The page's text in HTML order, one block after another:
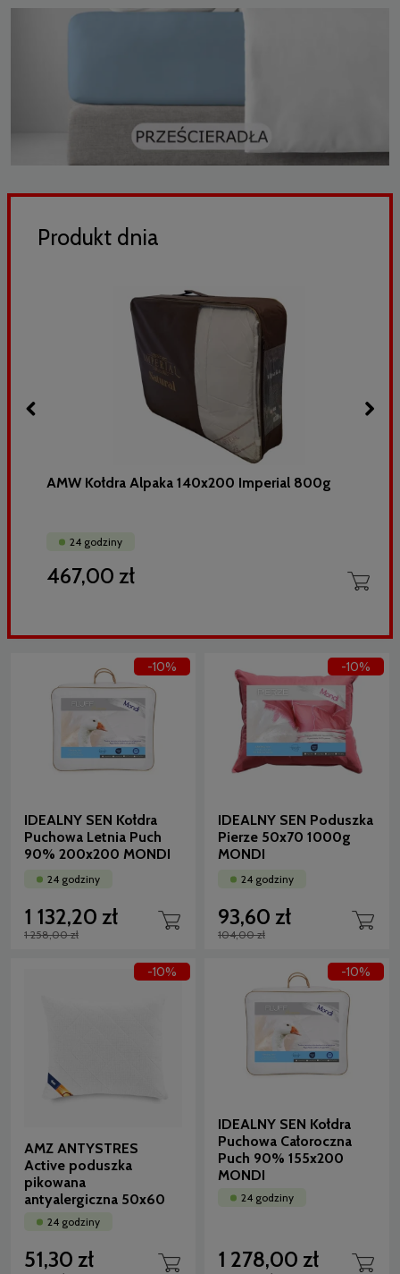
Produkt dnia
AMW Kołdra Alpaka 140x200 Imperial 800g
24 godziny
467,00 zł
IDEALNY SEN Kołdra
Puchowa Letnia Puch
90% 200x200 MONDI
24 godziny
1 132,20 zł
1 258,00 zł
-10%
IDEALNY SEN Poduszka
Pierze 50x70 1000g
MONDI
24 godziny
93,60 zł
104,00 zł
-10%
AMZ ANTYSTRES
Active poduszka
pikowana
antyalergiczna 50x60
24 godziny
51,30 zł
-10%
IDEALNY SEN Kołdra
Puchowa Całoroczna
Puch 90% 155x200
MONDI
24 godziny
1 278,00 zł
-10%